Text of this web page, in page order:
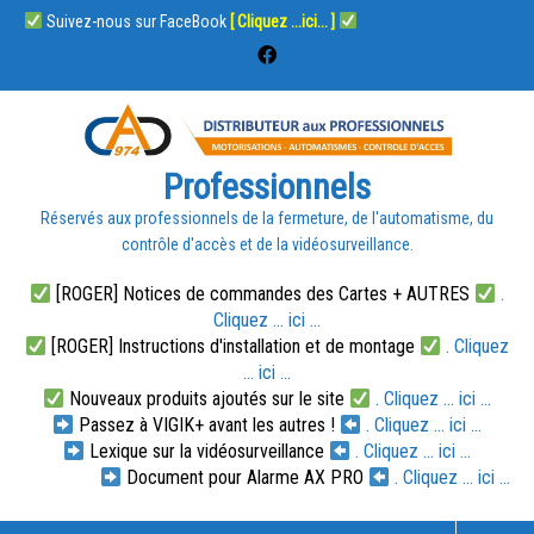
Suivez-nous sur FaceBook [ Cliquez ...ici... ]
Professionnels
Réservés aux professionnels de la fermeture, de l'automatisme, du
contrôle d'accès et de la vidéosurveillance.
[ROGER] Notices de commandes des Cartes + AUTRES
.
Cliquez ... ici ...
[ROGER] Instructions d'installation et de montage
. Cliquez
... ici ...
Nouveaux produits ajoutés sur le site
. Cliquez ... ici ...
Passez à VIGIK+ avant les autres !
. Cliquez ... ici ...
Lexique sur la vidéosurveillance
. Cliquez ... ici ...
Document pour Alarme AX PRO
. Cliquez ... ici ...